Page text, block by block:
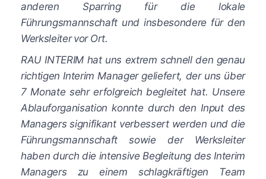
anderen Sparring für die lokale
Führungsmannschaft und insbesondere für den
Werksleiter vor Ort.
RAU INTERIM hat uns extrem schnell den genau
richtigen Interim Manager geliefert, der uns über
7 Monate sehr erfolgreich begleitet hat. Unsere
Ablauforganisation konnte durch den Input des
Managers signifikant verbessert werden und die
Führungsmannschaft sowie der Werksleiter
haben durch die intensive Begleitung des Interim
Managers zu einem schlagkräftigen Team